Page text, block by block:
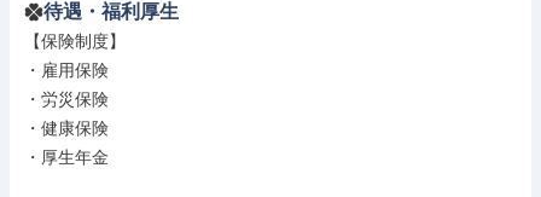
待遇・福利厚生
【保険制度】
・雇用保険
・労災保険
・健康保険
・厚生年金